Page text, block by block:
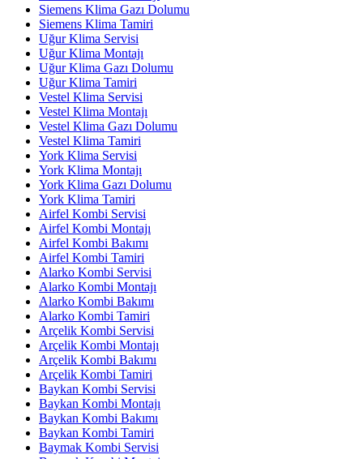
Siemens Klima Gazı Dolumu
Siemens Klima Tamiri
Uğur Klima Servisi
Uğur Klima Montajı
Uğur Klima Gazı Dolumu
Uğur Klima Tamiri
Vestel Klima Servisi
Vestel Klima Montajı
Vestel Klima Gazı Dolumu
Vestel Klima Tamiri
York Klima Servisi
York Klima Montajı
York Klima Gazı Dolumu
York Klima Tamiri
Airfel Kombi Servisi
Airfel Kombi Montajı
Airfel Kombi Bakımı
Airfel Kombi Tamiri
Alarko Kombi Servisi
Alarko Kombi Montajı
Alarko Kombi Bakımı
Alarko Kombi Tamiri
Arçelik Kombi Servisi
Arçelik Kombi Montajı
Arçelik Kombi Bakımı
Arçelik Kombi Tamiri
Baykan Kombi Servisi
Baykan Kombi Montajı
Baykan Kombi Bakımı
Baykan Kombi Tamiri
Baymak Kombi Servisi